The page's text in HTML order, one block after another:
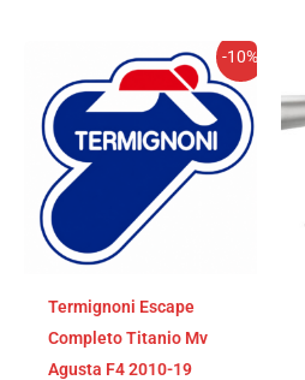
-10%
Termignoni Escape
Completo Titanio Mv
Agusta F4 2010-19
precio
original
era:
3.629,99€.
El
precio
actual
es:
3.266,99€.